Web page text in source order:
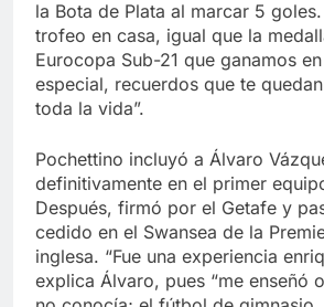
la Bota de Plata al marcar 5
trofeo en casa, igual que la
Eurocopa Sub-21 que ganamos
especial, recuerdos que te
toda la vida”.
Pochettino incluyó a Álvaro
definitivamente en el primer
Después, firmó por el Getafe y
cedido en el Swansea de la
inglesa. “Fue una experiencia
explica Álvaro, pues “me enseñó